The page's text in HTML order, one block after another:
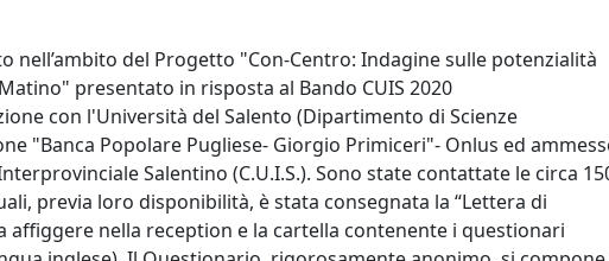
nell’ambito del Progetto "Con-Centro: Indagine sulle potenzialità
presentato in risposta al Bando CUIS 2020
con l'Università del Salento (Dipartimento di Scienze
"Banca Popolare Pugliese- Giorgio Primiceri"- Onlus ed
Salentino (C.U.I.S.). Sono state contattate le circa
previa loro disponibilità, è stata consegnata la “Lettera di
nella reception e la cartella contenente i questionari